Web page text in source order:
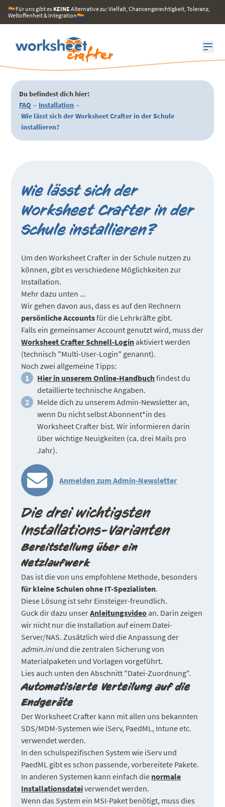
🏳️‍🌈Für uns gibt es KEINE Alternative zu: Vielfalt, Chancengerechtigkeit, Toleranz,
Weltoffenheit & Integration🏳️‍🌈
Du befindest dich hier:
FAQ – Installation –
Wie lässt sich der Worksheet Crafter in der Schule
installieren?
Wie lässt sich der
Worksheet Crafter in der
Schule installieren?
Um den Worksheet Crafter in der Schule nutzen zu
können, gibt es verschiedene Möglichkeiten zur
Installation.
Mehr dazu unten ...
Wir gehen davon aus, dass es auf den Rechnern
persönliche Accountsfür die Lehrkräfte gibt.
Falls ein gemeinsamer Account genutzt wird, muss der
Worksheet Crafter Schnell-Login aktiviert werden
(technisch "Multi-User-Login" genannt).
Noch zwei allgemeine Tipps:
Hier in unserem Online-Handbuchfindest du
detaillierte technische Angaben.
Melde dich zu unserem Admin-Newsletter an,
wenn Du nicht selbst Abonnent*in des
Worksheet Crafter bist. Wir informieren darin
über wichtige Neuigkeiten (ca. drei Mails pro
Jahr).
Anmelden zum Admin-Newsletter
Die drei wichtigsten
Installations-Varianten
Bereitstellung über ein
Netzlaufwerk
Das ist die von uns empfohlene Methode, besonders
für kleine Schulen ohne IT-Spezialisten.
Diese Lösung ist sehr Einsteiger-freundlich.
Guck dir dazu unserAnleitungsvideo an. Darin zeigen
wir nicht nur die Installation auf einem Datei-
Server/NAS. Zusätzlich wird die Anpassung der
admin.iniund die zentralen Sicherung von
Materialpaketen und Vorlagen vorgeführt.
Lies auch unten den Abschnitt "Datei-Zuordnung".
Automatisierte Verteilung auf die
Endgeräte
Der Worksheet Crafter kann mit allen uns bekannten
SDS/MDM-Systemen wie iServ, PaedML, Intune etc.
verwendet werden.
In den schulspezifischen System wie iServ und
PaedML gibt es schon passende, vorbereitete Pakete.
In anderen Systemen kann einfach die normale
Installationsdateiverwendet werden.
Wenn das System ein MSI-Paket benötigt, muss dies